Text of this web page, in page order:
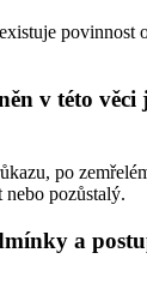
povinnost
v této věci
po
pozůstalý.
a